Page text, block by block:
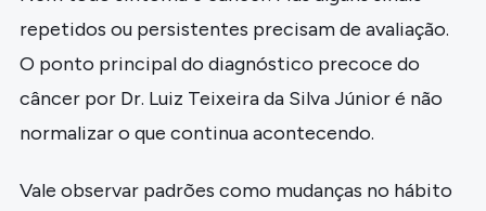
repetidos ou persistentes precisam de avaliação.
O ponto principal do diagnóstico precoce do
câncer por Dr. Luiz Teixeira da Silva Júnior é não
normalizar o que continua acontecendo.
Vale observar padrões como mudanças no hábito